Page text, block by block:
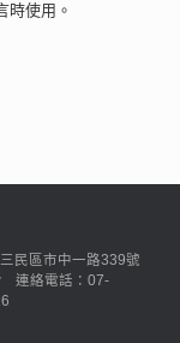
時使用。
民區市中一路339號
連絡電話：07-